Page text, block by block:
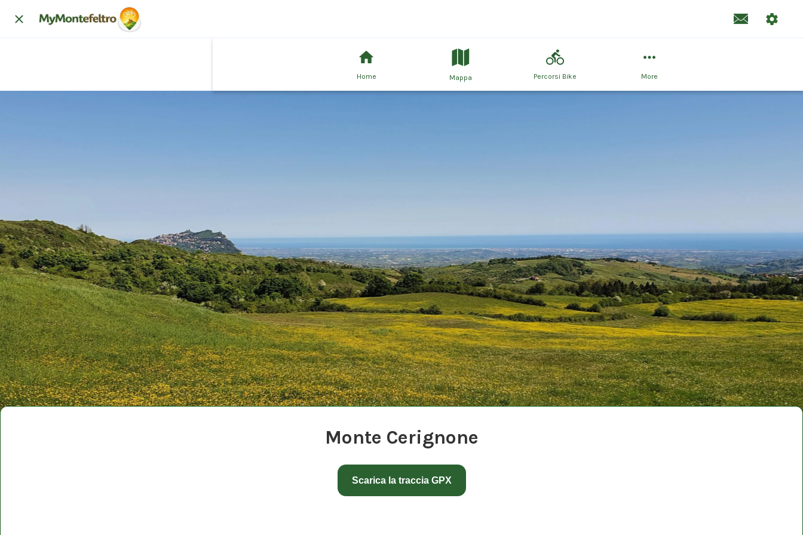
Home Mappa Percorsi Bike More
Monte Cerignone
Scarica la traccia GPX